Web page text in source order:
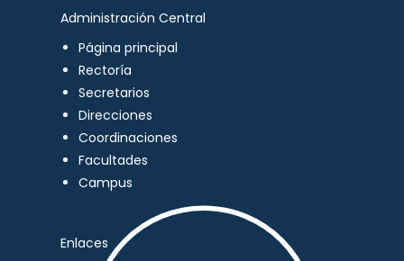
Administración Central
Página principal
Rectoría
Secretarios
Direcciones
Coordinaciones
Facultades
Campus
Enlaces